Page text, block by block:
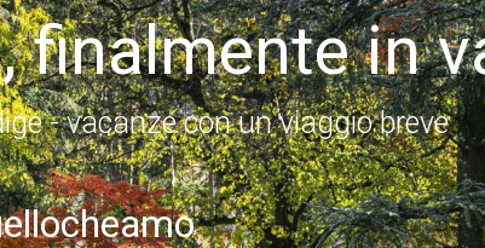
finalmente in
- vacanze con un viaggio breve